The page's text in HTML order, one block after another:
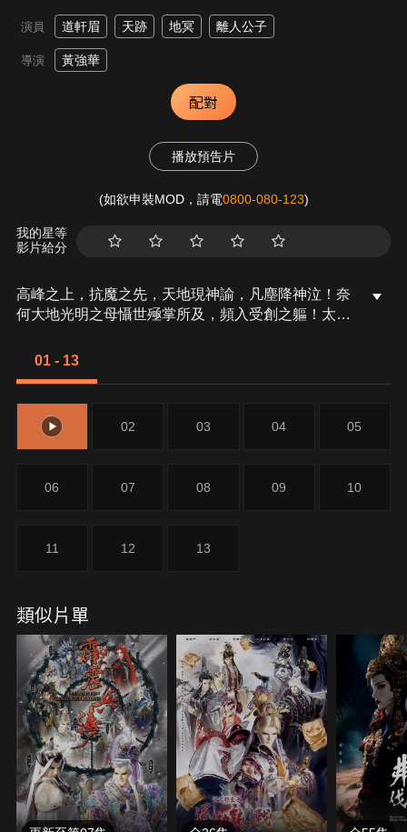
演員 道軒眉 天跡 地冥 離人公子
導演 黃強華
配對
播放預告片
(如欲申裝MOD，請電0800-080-123)
我的星等
影片給分
高峰之上，抗魔之先，天地現神諭，凡塵降神泣！奈
何大地光明之母懾世殛掌所及，頻入受創之軀！太曦
有決意，極招逼現！地冥亦以鮮血為引，血闇吞天。
戰的氣息！八龍天毫不留情，凌厲猛攻！幾番錯亂衝
突、否定、真實，渾欲逼人成狂！連番耗元受創，損
及神話之英！
01 - 13
01 02 03 04 05
06 07 08 09 10
11 12 13
類似片單